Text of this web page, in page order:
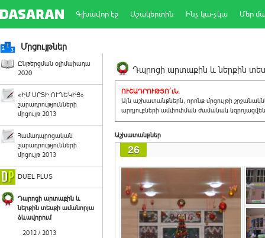
Գլխավոր էջ Աշակերտին Ինչ կա-չկա Մեր
Մրցույթներ
Ընթերցման օլիմպիադա
2020
«ԻՄ ՍՐՏԻ ՈՒՂԵԿԻՑ»
շարադրությունների
մրցույթ 2013
Համադպրոցական
շարադրությունների
մրցույթ 2013
DUEL PLUS
Դպրոցի արտաքին և
ներքին տեսքի ամանորյա
ձևավորում
2012 / 2013
Դպրոցի արտաքին և ներքին
ՈՒՇԱԴՐՈՒԹՅՈ´ւՆ.
Այն աշխատանքներն, որոնք մրցույթի
արդյուքների ամփոփման ժամանակ
Աշխատանքներ
26